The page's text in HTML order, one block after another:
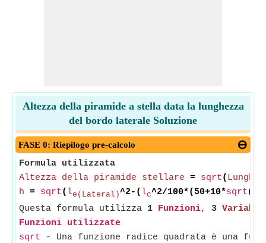
Altezza della piramide a stella data la lunghezza
del bordo laterale Soluzione
FASE 0: Riepilogo pre-calcolo
Formula utilizzata
Altezza della piramide stellare = sqrt(
h = sqrt( le(Lateral)^2-( lc^2/100*(50+10*sqrt
Questa formula utilizza 1 Funzioni, 3
Funzioni utilizzate
sqrt - Una funzione radice quadrata è una